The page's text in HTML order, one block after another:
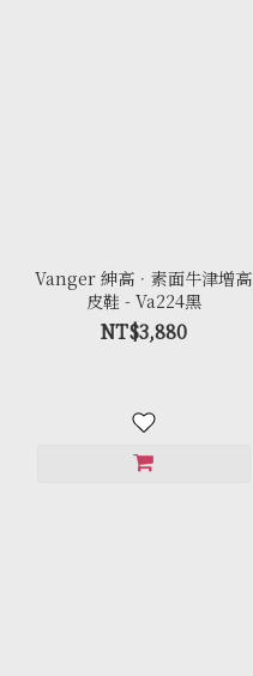
Vanger 紳高．素面牛津增高
皮鞋 - Va224黑
NT$3,880